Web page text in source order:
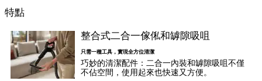
特點
整合式二合一傢俬和罅隙吸咀
只需一種工具，實現全方位清潔
巧妙的清潔配件：二合一內裝和罅隙吸咀不僅
不佔空間，使用起來也快速又方便。